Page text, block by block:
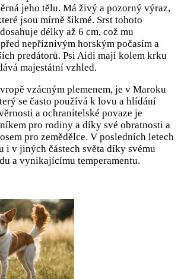
jeho tělu. Má živý a pozorný výraz,
jsou mírně šikmé. Srst tohoto
délky až 6 cm, což mu
nepříznivým horským počasím a
predátorů. Psi Aidi mají kolem krku
majestátní vzhled.
vzácným plemenem, je v Maroku
se často používá k lovu a hlídání
a ochranitelské povaze je
pro rodiny a díky své obratnosti a
pro zemědělce. V posledních letech
i v jiných částech světa díky svému
a vynikajícímu temperamentu.